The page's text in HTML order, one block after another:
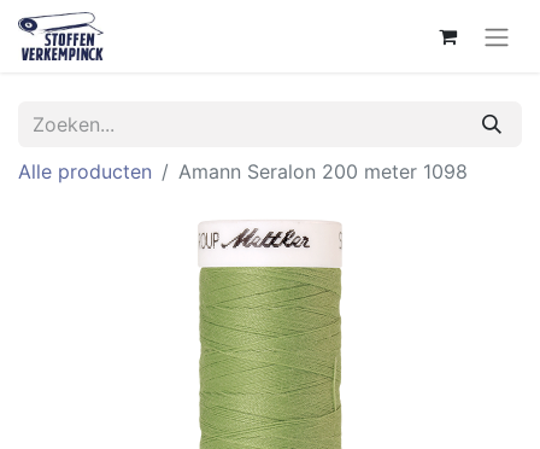
Alle producten Amann Seralon 200 meter 1098